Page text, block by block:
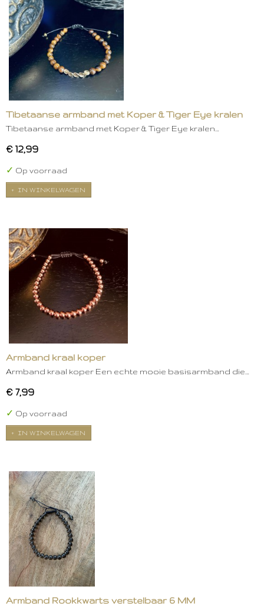
Tibetaanse armband met Koper & Tiger Eye kralen
Tibetaanse armband met Koper & Tiger Eye kralen…
€ 12,99
✓ Op voorraad
IN WINKELWAGEN
Armband kraal koper
Armband kraal koper Een echte mooie basisarmband die…
€ 7,99
✓ Op voorraad
IN WINKELWAGEN
Armband Rookkwarts verstelbaar 6 MM